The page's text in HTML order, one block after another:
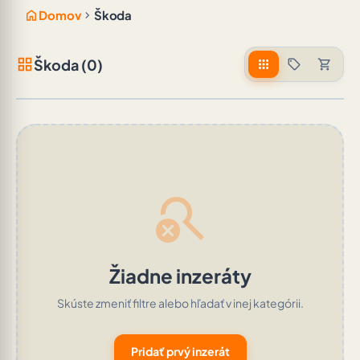
home Domov chevron_right Škoda
grid_viewŠkoda (0) apps sell shopping_cart
search_off
Žiadne inzeráty
Skúste zmeniť filtre alebo hľadať v inej kategórii.
Pridať prvý inzerát